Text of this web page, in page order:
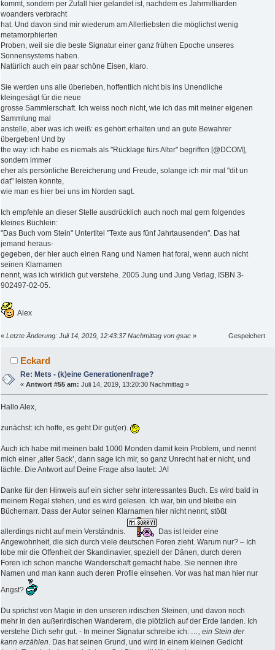
kommt, sondern per Zufall hier gelandet ist, nachdem es Jahrmilliarden
woanders verbracht
hat. Und davon sind mir wiederum am Allerliebsten die möglichst wenig
metamorphierten
Proben, weil sie die beste Signatur einer ganz frühen Epoche unseres
Sonnensystems haben.
Natürlich auch ein paar schöne Eisen, klaro.
Sie werden uns alle überleben, hoffentlich nicht bis ins Unendliche
kleingesägt für die neue
grosse Sammlerschaft. Ich weiss noch nicht, wie ich das mit meiner eigenen
Sammlung mal
anstelle, aber was ich weiß: es gehört erhalten und an gute Bewahrer
übergeben! Und by
the way: ich habe es niemals als "Rücklage fürs Alter" begriffen [@DCOM],
sondern immer
eher als persönliche Bereicherung und Freude, solange ich mir mal "dit un
dat" leisten konnte,
wie man es hier bei uns im Norden sagt.
Ich empfehle an dieser Stelle ausdrücklich auch noch mal gern folgendes
kleines Büchlein:
"Das Buch vom Stein" Untertitel "Texte aus fünf Jahrtausenden". Das hat
jemand heraus-
gegeben, der hier auch einen Rang und Namen hat foral, wenn auch nicht
seinen Klarnamen
nennt, was ich wirklich gut verstehe. 2005 Jung und Jung Verlag, ISBN 3-
902497-02-05.
Alex
« Letzte Änderung: Juli 14, 2019, 12:43:37 Nachmittag von gsac » Gespeichert
Eckard
Re: Mets - (k)eine Generationenfrage?
«Antwort #55 am: Juli 14, 2019, 13:20:30 Nachmittag »
Hallo Alex,
zunächst: ich hoffe, es geht Dir gut(er).
Auch ich habe mit meinen bald 1000 Monden damit kein Problem, und nennt
mich einer ‚alter Sack’, dann sage ich mir, so ganz Unrecht hat er nicht, und
lächle. Die Antwort auf Deine Frage also lautet: JA!
Danke für den Hinweis auf ein sicher sehr interessantes Buch. Es wird bald in
meinem Regal stehen, und es wird gelesen. Ich war, bin und bleibe ein
Büchernarr. Dass der Autor seinen Klarnamen hier nicht nennt, stößt
allerdings nicht auf mein Verständnis.
Das ist leider eine
Angewohnheit, die sich durch viele deutschen Foren zieht. Warum nur? – Ich
lobe mir die Offenheit der Skandinavier, speziell der Dänen, durch deren
Foren ich schon manche Wanderschaft gemacht habe. Sie nennen ihre
Namen und man kann auch deren Profile einsehen. Vor was hat man hier nur
Angst?
Du sprichst von Magie in den unseren irdischen Steinen, und davon noch
mehr in den außerirdischen Wanderern, die plötzlich auf der Erde landen. Ich
verstehe Dich sehr gut. - In meiner Signatur schreibe ich: …, ein Stein der
kann erzählen. Das hat seinen Grund, und wird in einem kleinen Gedicht